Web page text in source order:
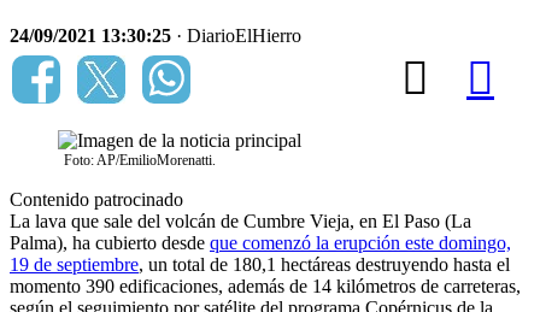
24/09/2021 13:30:25 · DiarioElHierro
Foto: AP/EmilioMorenatti.
Contenido patrocinado
La lava que sale del volcán de Cumbre Vieja, en El Paso (La
Palma), ha cubierto desde que comenzó la erupción este domingo,
19 de septiembre, un total de 180,1 hectáreas destruyendo hasta el
momento 390 edificaciones, además de 14 kilómetros de carreteras,